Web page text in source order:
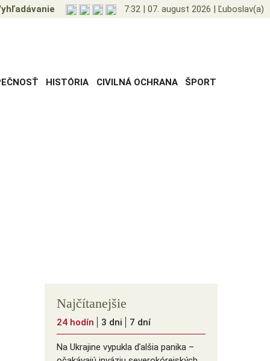
7:32 | 07. august 2026 | Ľuboslav(a)
HISTÓRIA CIVILNÁ OCHRANA ŠPORT
Najčítanejšie
24 hodín 3 dni 7 dní
Na Ukrajine vypukla ďalšia panika –